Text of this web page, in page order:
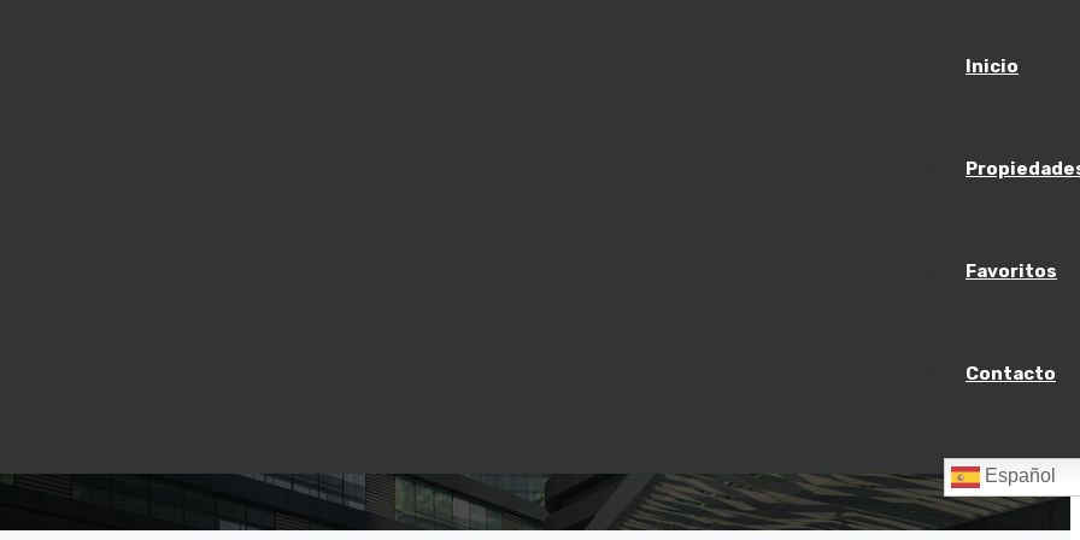
Inicio
Favoritos
Contacto
Español